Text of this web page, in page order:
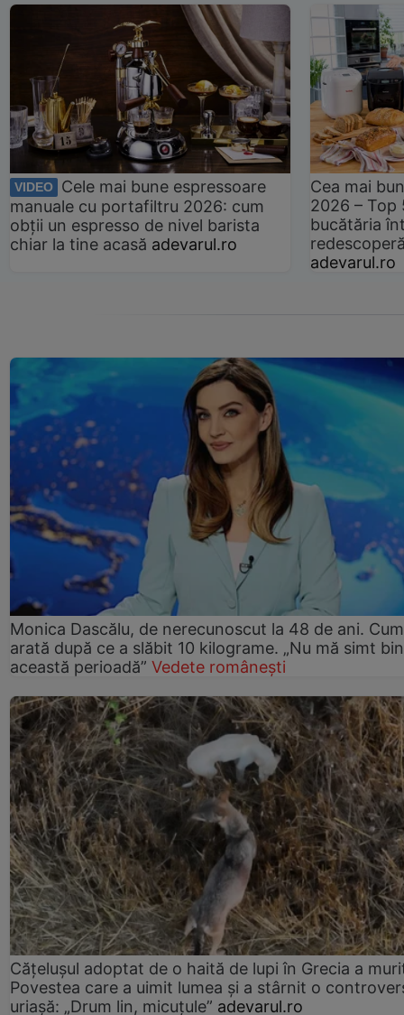
VIDEO
Cele mai bune espressoare
manuale cu portafiltru 2026: cum
obții un espresso de nivel barista
chiar la tine acasă adevarul.ro
Cea mai
2026 –
bucătăria
adevarul.ro
Monica Dascălu, de nerecunoscut la 48 de ani. Cum
arată după ce a slăbit 10 kilograme. „Nu mă simt
această perioadă” Vedete românești
Cățelușul adoptat de o haită de lupi în Grecia a
Povestea care a uimit lumea și a stârnit o
uriașă: „Drum lin, micuțule” adevarul.ro